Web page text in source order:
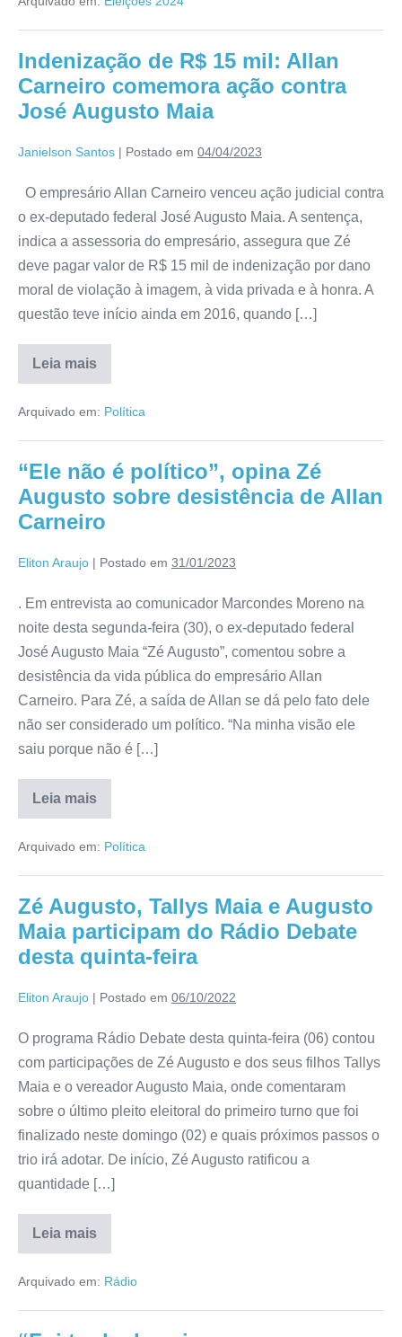
Indenização de R$ 15 mil: Allan
Carneiro comemora ação contra
José Augusto Maia
Janielson Santos | Postado em 04/04/2023
O empresário Allan Carneiro venceu ação judicial contra
o ex-deputado federal José Augusto Maia. A sentença,
indica a assessoria do empresário, assegura que Zé
deve pagar valor de R$ 15 mil de indenização por dano
moral de violação à imagem, à vida privada e à honra. A
questão teve início ainda em 2016, quando […]
Leia mais
Arquivado em: Política
“Ele não é político”, opina Zé
Augusto sobre desistência de Allan
Carneiro
Eliton Araujo | Postado em 31/01/2023
. Em entrevista ao comunicador Marcondes Moreno na
noite desta segunda-feira (30), o ex-deputado federal
José Augusto Maia “Zé Augusto”, comentou sobre a
desistência da vida pública do empresário Allan
Carneiro. Para Zé, a saída de Allan se dá pelo fato dele
não ser considerado um político. “Na minha visão ele
saiu porque não é […]
Leia mais
Arquivado em: Política
Zé Augusto, Tallys Maia e Augusto
Maia participam do Rádio Debate
desta quinta-feira
Eliton Araujo | Postado em 06/10/2022
O programa Rádio Debate desta quinta-feira (06) contou
com participações de Zé Augusto e dos seus filhos Tallys
Maia e o vereador Augusto Maia, onde comentaram
sobre o último pleito eleitoral do primeiro turno que foi
finalizado neste domingo (02) e quais próximos passos o
trio irá adotar. De início, Zé Augusto ratificou a
quantidade […]
Leia mais
Arquivado em: Rádio